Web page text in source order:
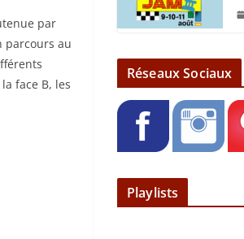
par
parcours au
face B, les
Réseaux Sociaux
Playlists